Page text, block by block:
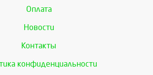
Оплата
Новости
Контакты
конфиденциальности